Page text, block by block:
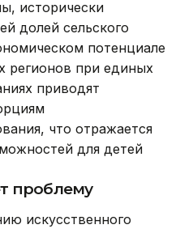
исторически
долей сельского
потенциале
регионов при единых
приводят
что отражается
для детей
проблему
искусственного